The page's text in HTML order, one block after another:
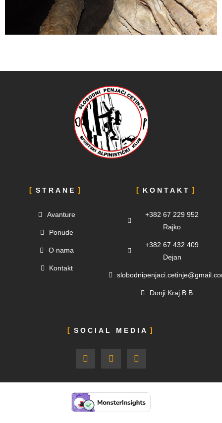
STRANE
Avanture
Ponude
O nama
Kontakt
KONTAKT
+382 67 229 952
Rajko
+382 67 432 409
Dejan
Donji Kraj B.B.
SOCIAL MEDIA